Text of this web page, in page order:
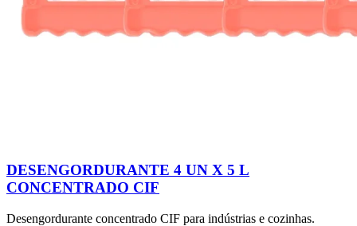
DESENGORDURANTE 4 UN X 5 L
CONCENTRADO CIF
Desengordurante concentrado CIF para indústrias e cozinhas.